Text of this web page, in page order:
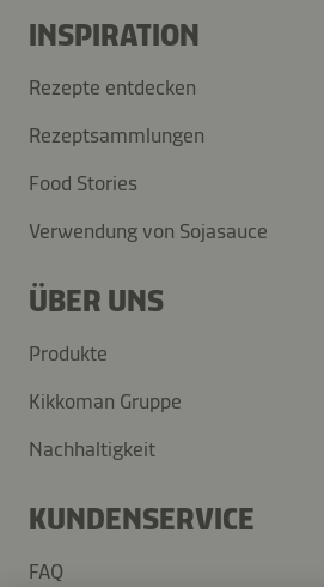
INSPIRATION
Rezepte entdecken
Rezeptsammlungen
Food Stories
Verwendung von Sojasauce
ÜBER UNS
Produkte
Kikkoman Gruppe
Nachhaltigkeit
KUNDENSERVICE
FAQ